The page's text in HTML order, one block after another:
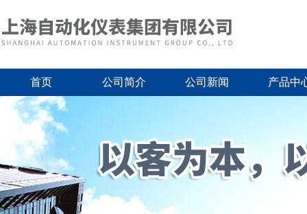
首页 公司简介 公司新闻 产品中